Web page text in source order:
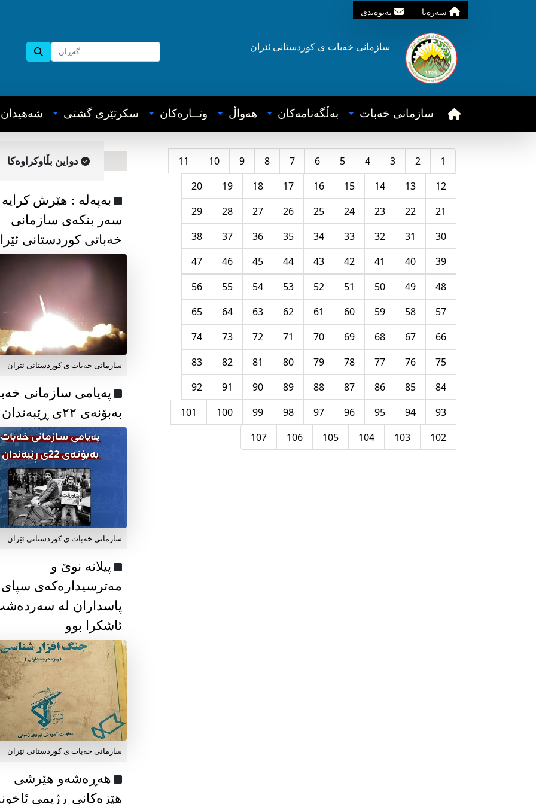
سه‌ره‌تا په‌یوه‌ندی
سازمانی خه‌بات ی کوردستانی ئێران
سازمانی خه‌بات به‌ڵگه‌نامه‌کان هه‌واڵ وتــاره‌کان سکرتێری گشتی شه‌هیدان
1
2
3
4
5
6
7
8
9
10
11
12
13
14
15
16
17
18
19
20
21
22
23
24
25
26
27
28
29
30
31
32
33
34
35
36
37
38
39
40
41
42
43
44
45
46
47
48
49
50
51
52
53
54
55
56
57
58
59
60
61
62
63
64
65
66
67
68
69
70
71
72
73
74
75
76
77
78
79
80
81
82
83
84
85
86
87
88
89
90
91
92
93
94
95
96
97
98
99
100
101
102
103
104
105
106
107
دواین بڵاوکراوه‌کا
به‌په‌له‌ : هێرش کرایە
سەر بنکەی سازمانی
خەباتی کوردستانی
سازمانی خەبات ی کوردستانی ئێران
پەیامی سازمانی
بەبۆنەی ۲۲ی ڕێبەندان
سازمانی خەبات ی كوردستانی ئێران
پیلانە نوێ و
مەترسیدارەکەی سپای
پاسداران لە
ئاشکرا بوو
سازمانی خەبات ی كوردستانی ئێران
هەڕەشەو هێرشی
هێزەکانی ڕژیمی